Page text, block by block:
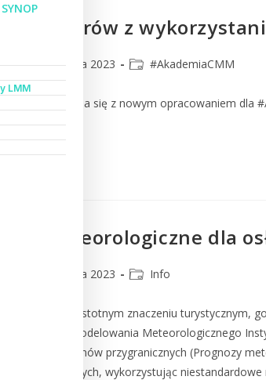
LMM
pożarów z
26 sierpnia 2023 #AkademiaCMM
do zapoznania się z nowym opracowaniem dla
meteorologiczne dla
25 sierpnia 2023 Info
o istotnym znaczeniu
W Centrum Modelowania Meteorologicznego
pogody dla terenów przygranicznych (Prognozy
przygranicznych, wykorzystując